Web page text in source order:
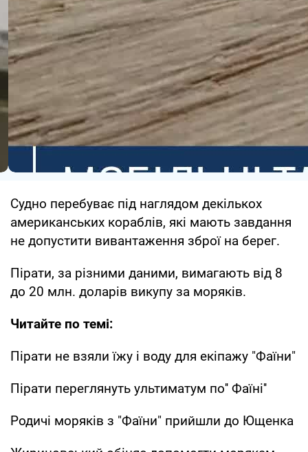
Судно перебуває під наглядом декількох
американських кораблів, які мають завдання
не допустити вивантаження зброї на берег.
Пірати, за різними даними, вимагають від 8
до 20 млн. доларів викупу за моряків.
Читайте по темі:
Пірати не взяли їжу і воду для екіпажу "Фаїни"
Пірати переглянуть ультиматум по'' Фаїні''
Родичі моряків з "Фаїни" прийшли до Ющенка